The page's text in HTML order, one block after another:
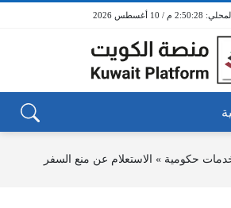
2:50:28 م / 10 أغسطس 2026
حكومية » الاستعلام عن منع السفر